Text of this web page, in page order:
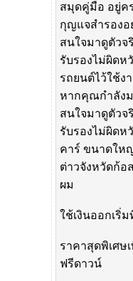
สมุดคู่มือ อยู่ค
กุญแจสำรองอ
สนใจมาดูตัวจ
รับรองไม่ผิดห
รถยนต์ไว้ใช้ง
หากคุณกำลัง
สนใจมาดูตัวจ
รับรองไม่ผิด
คาร์ ขนาดให
ต่าวจังหวัดก้อ
ผม
ใช้เงินออกเริ่
ราคาสุดพิเศษ
ฟรีดาวน์